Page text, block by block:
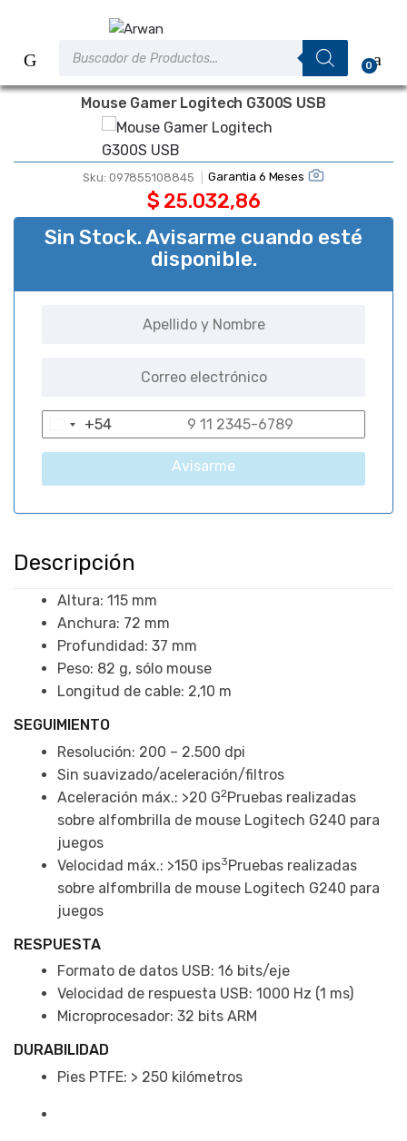
contenido
0
Mouse Gamer Logitech G300S USB
Sku: 097855108845 Garantia 6 Meses
$ 25.032,86
Sin Stock. Avisarme cuando esté
disponible.
r
i
+54
Avisarme
Descripción
Altura: 115 mm
Anchura: 72 mm
Profundidad: 37 mm
Peso: 82 g, sólo mouse
Longitud de cable: 2,10 m
SEGUIMIENTO
Resolución: 200 – 2.500 dpi
Sin suavizado/aceleración/filtros
Aceleración máx.: >20 G2Pruebas realizadas
sobre alfombrilla de mouse Logitech G240 para
juegos
Velocidad máx.: >150 ips3Pruebas realizadas
sobre alfombrilla de mouse Logitech G240 para
juegos
RESPUESTA
Formato de datos USB: 16 bits/eje
Velocidad de respuesta USB: 1000 Hz (1 ms)
Microprocesador: 32 bits ARM
DURABILIDAD
Pies PTFE: > 250 kilómetros